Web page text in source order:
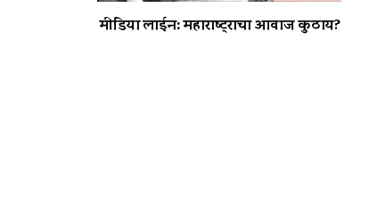
मीडिया लाईन: महाराष्ट्राचा आवाज कुठाय?